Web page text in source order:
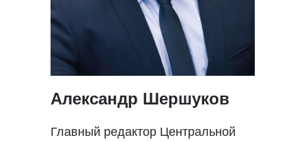
Главный редактор Центральной
Александр Шершуков